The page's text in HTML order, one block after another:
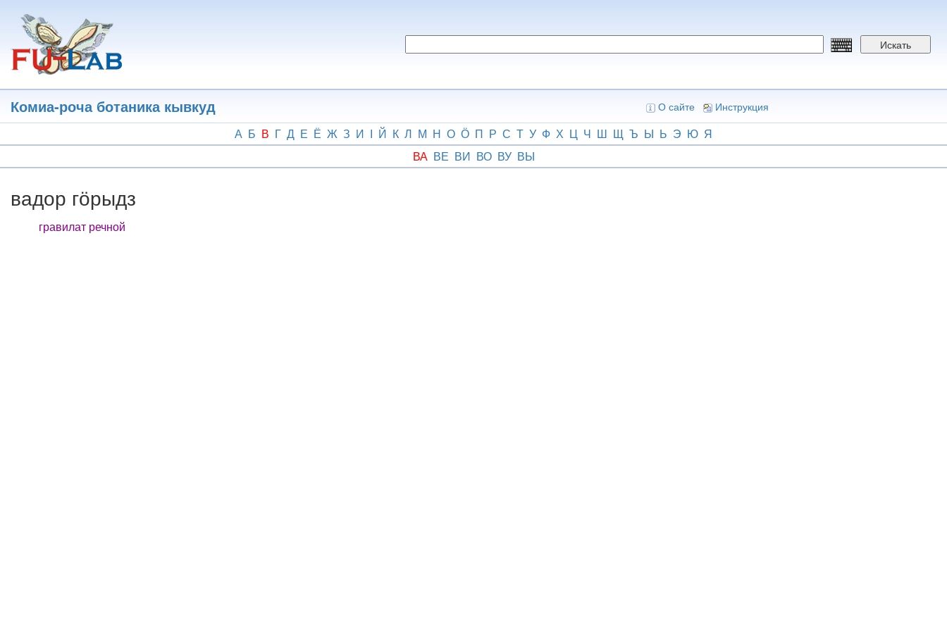
основному
содержанию
Искать
Комиа-роча ботаника кывкуд О сайте Инструкция
А Б В Г Д Е Ё Ж З И І Й К Л М Н О Ӧ П Р С Т У Ф Х Ц Ч Ш Щ Ъ Ы Ь Э Ю Я
ВА ВЕ ВИ ВО ВУ ВЫ
вадор гӧрыдз
гравилат речной